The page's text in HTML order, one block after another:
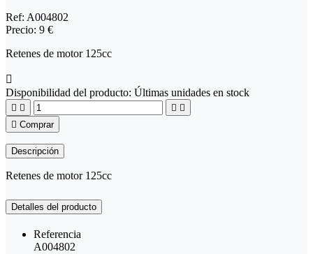
Ref: A004802
Precio: 9 €
Retenes de motor 125cc

Disponibilidad del producto: Últimas unidades en stock
   
 Comprar
Descripción
Retenes de motor 125cc
Detalles del producto
Referencia
A004802